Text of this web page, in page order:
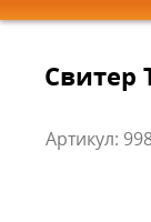
Свитер
Артикул: